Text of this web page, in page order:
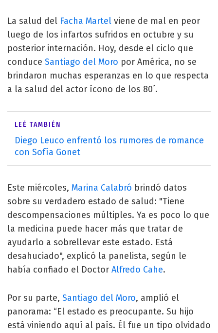
La salud del Facha Martel viene de mal en peor
luego de los infartos sufridos en octubre y su
posterior internación. Hoy, desde el ciclo que
conduce Santiago del Moro por América, no se
brindaron muchas esperanzas en lo que respecta
a la salud del actor ícono de los 80´.
LEÉ TAMBIÉN
Diego Leuco enfrentó los rumores de romance
con Sofía Gonet
Este miércoles, Marina Calabró brindó datos
sobre su verdadero estado de salud: "Tiene
descompensaciones múltiples. Ya es poco lo que
la medicina puede hacer más que tratar de
ayudarlo a sobrellevar este estado. Está
desahuciado", explicó la panelista, según le
había confiado el Doctor Alfredo Cahe.
Por su parte, Santiago del Moro, amplió el
panorama: “El estado es preocupante. Su hijo
está viniendo aquí al país. Él fue un tipo olvidado